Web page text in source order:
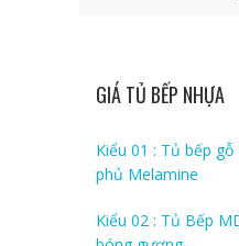
GIÁ TỦ BẾP NHỰA
Kiểu 01 : Tủ bếp
phủ Melamine
Kiểu 02 : Tủ Bếp